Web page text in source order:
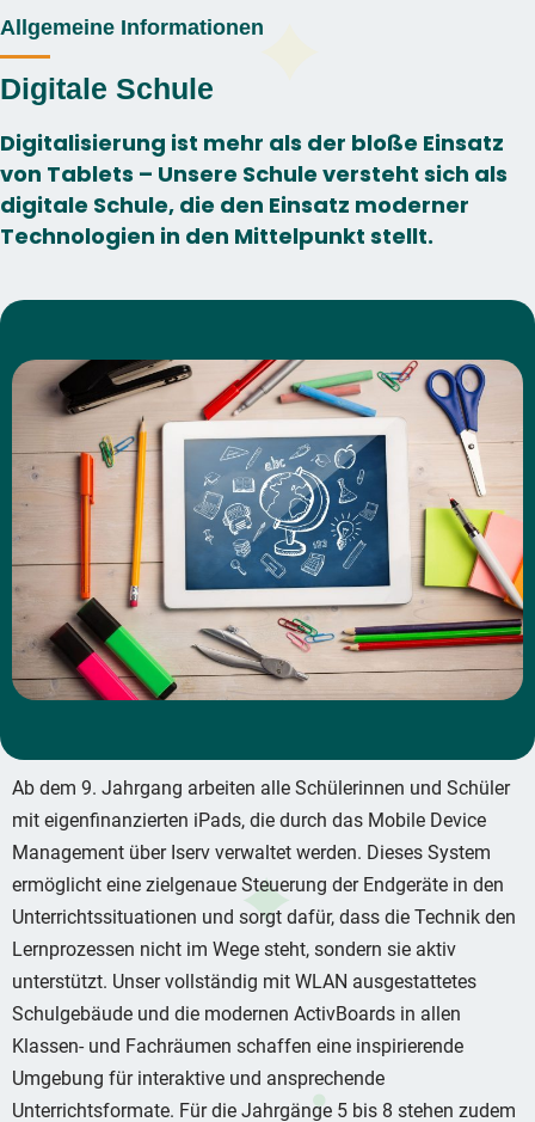
Digitale Schule
Allgemeine Informationen
Digitalisierung ist mehr als der bloße Einsatz
von Tablets – Unsere Schule versteht sich als
digitale Schule, die den Einsatz moderner
Technologien in den Mittelpunkt stellt.
Ab dem 9. Jahrgang arbeiten alle Schülerinnen und Schüler
mit eigenfinanzierten iPads, die durch das Mobile Device
Management über Iserv verwaltet werden. Dieses System
ermöglicht eine zielgenaue Steuerung der Endgeräte in den
Unterrichtssituationen und sorgt dafür, dass die Technik den
Lernprozessen nicht im Wege steht, sondern sie aktiv
unterstützt. Unser vollständig mit WLAN ausgestattetes
Schulgebäude und die modernen ActivBoards in allen
Klassen- und Fachräumen schaffen eine inspirierende
Umgebung für interaktive und ansprechende
Unterrichtsformate. Für die Jahrgänge 5 bis 8 stehen zudem